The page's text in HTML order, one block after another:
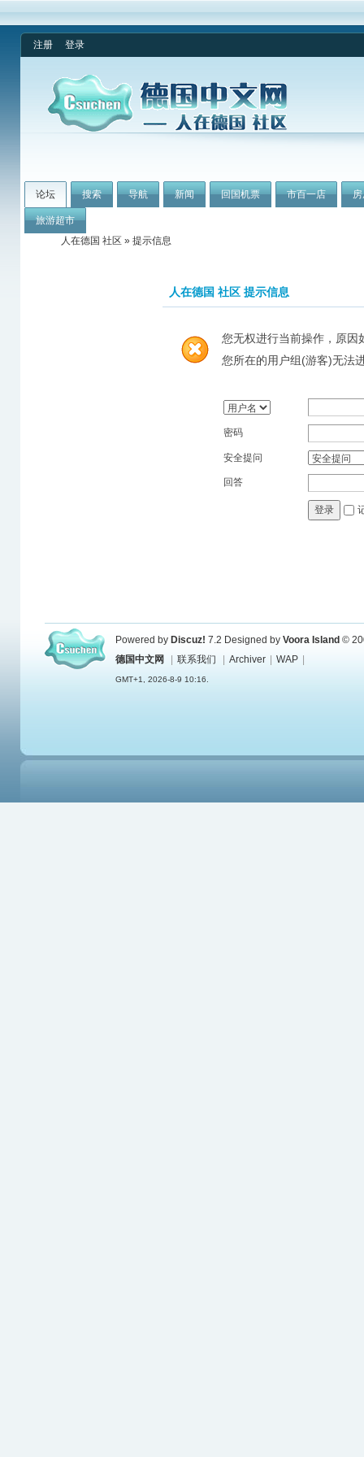
注册 登录
论坛 搜索 导航 新闻 回国机票 市百一店
旅游超市
人在德国 社区 » 提示信息
人在德国 社区 提示信息
您无权进行当前操作，原因
您所在的用户组(游客)无法
密码
安全提问
回答
登录
Powered by Discuz! 7.2 Designed by Voora Island ©
德国中文网
联系我们 Archiver WAP
GMT+1, 2026-8-9 10:16.